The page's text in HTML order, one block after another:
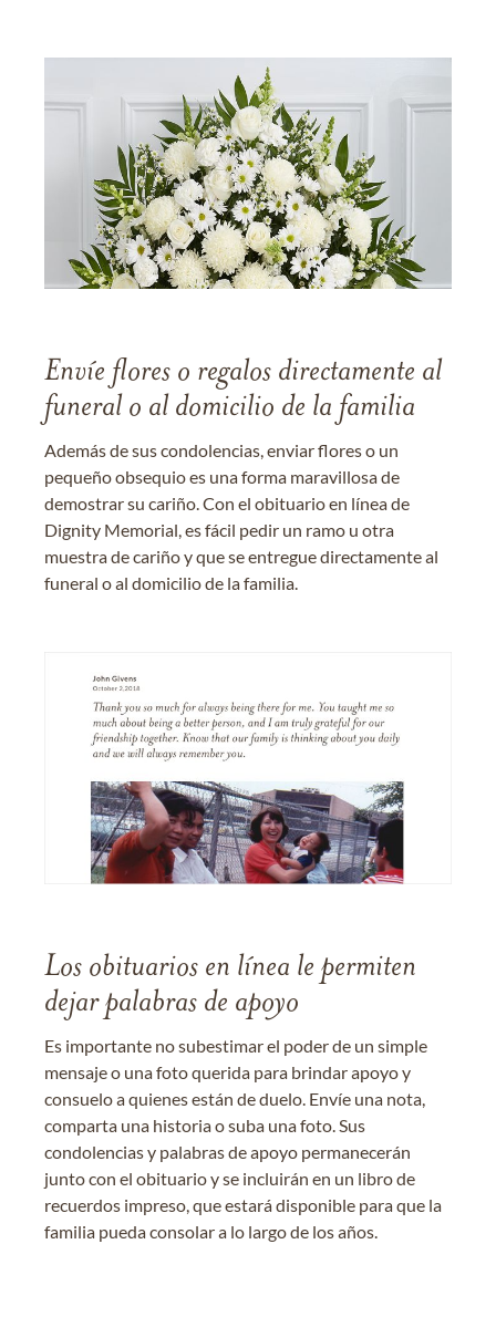
Envíe flores o regalos directamente al
funeral o al domicilio de la familia
Además de sus condolencias, enviar flores o un
pequeño obsequio es una forma maravillosa de
demostrar su cariño. Con el obituario en línea de
Dignity Memorial, es fácil pedir un ramo u otra
muestra de cariño y que se entregue directamente al
funeral o al domicilio de la familia.
Los obituarios en línea le permiten
dejar palabras de apoyo
Es importante no subestimar el poder de un simple
mensaje o una foto querida para brindar apoyo y
consuelo a quienes están de duelo. Envíe una nota,
comparta una historia o suba una foto. Sus
condolencias y palabras de apoyo permanecerán
junto con el obituario y se incluirán en un libro de
recuerdos impreso, que estará disponible para que la
familia pueda consolar a lo largo de los años.